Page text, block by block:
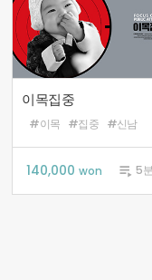
이목집중
#이목 #집중 #신남
140,000won 5